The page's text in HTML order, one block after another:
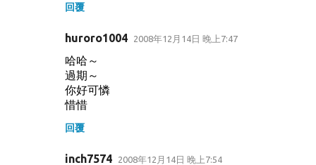
回覆
huroro1004 2008年12月14日 晚上7:47
哈哈～
過期～
你好可憐
惜惜
回覆
inch7574 2008年12月14日 晚上7:54